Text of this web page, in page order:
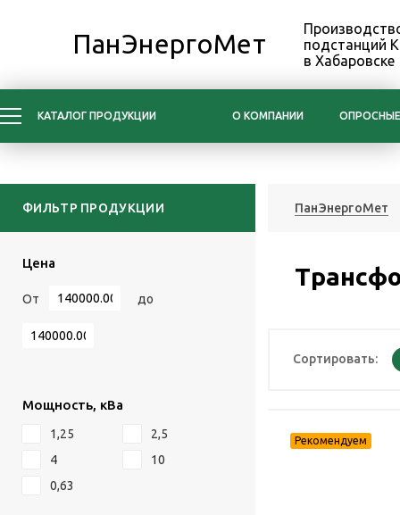
ПанЭнергоМет
подстанций
в Хабаровске
КАТАЛОГ ПРОДУКЦИИ О КОМПАНИИ
ФИЛЬТР ПРОДУКЦИИ
Цена
От до
Мощность, кВа
1,25
2,5
4
10
0,63
ПанЭнергоМет
Сортировать: